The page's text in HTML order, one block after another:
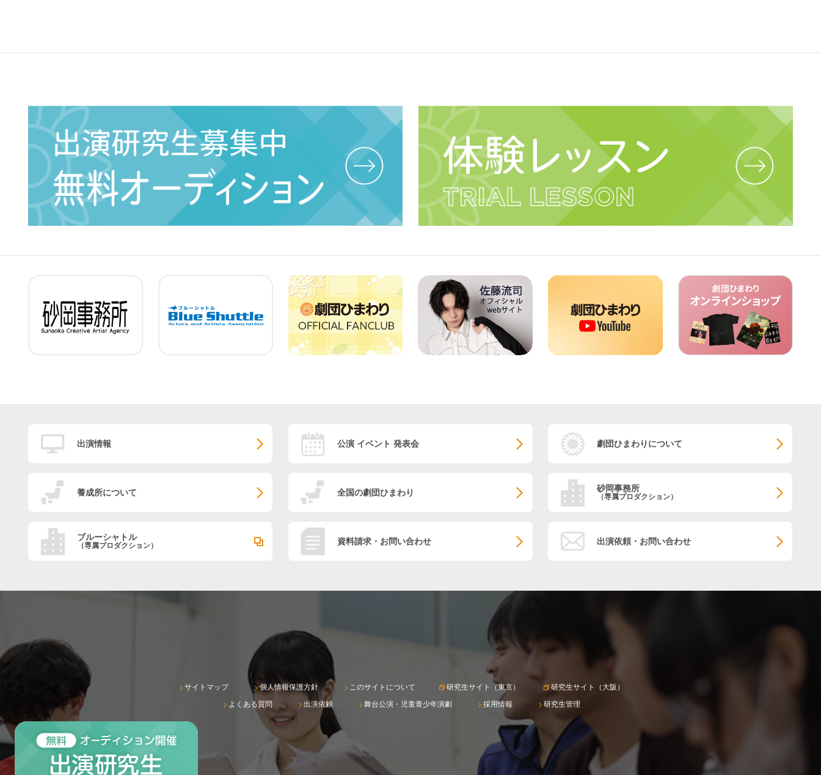
出演情報 公演 イベント 発表会 劇団ひまわりについて
養成所について 全国の劇団ひまわり 砂岡事務所
（専属プロダクション）
ブルーシャトル
（専属プロダクション） 資料請求・お問い合わせ 出演依頼・お問い合わせ
サイトマップ 個人情報保護方針 このサイトについて 研究生サイト（東京）
研究生サイト（大阪）
よくある質問
出演依頼 舞台公演・児童青少年演劇 採用情報 研究生管理